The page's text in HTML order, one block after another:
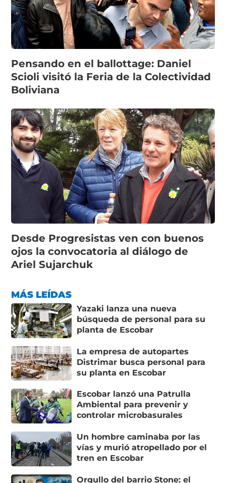
Pensando en el ballottage: Daniel
Scioli visitó la Feria de la Colectividad
Boliviana
Desde Progresistas ven con buenos
ojos la convocatoria al diálogo de
Ariel Sujarchuk
MÁS LEÍDAS
Yazaki lanza una nueva
búsqueda de personal para su
planta de Escobar
La empresa de autopartes
Distrimar busca personal para
su planta en Escobar
Escobar lanzó una Patrulla
Ambiental para prevenir y
controlar microbasurales
Un hombre caminaba por las
vías y murió atropellado por el
tren en Escobar
Orgullo del barrio Stone: el